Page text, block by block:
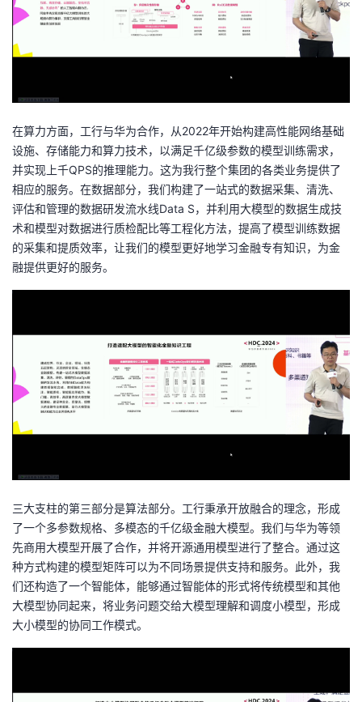
在算力方面，工行与华为合作，从2022年开始构建高性能网络基础
设施、存储能力和算力技术，以满足千亿级参数的模型训练需求，
并实现上千QPS的推理能力。这为我行整个集团的各类业务提供了
相应的服务。在数据部分，我们构建了一站式的数据采集、清洗、
评估和管理的数据研发流水线Data S，并利用大模型的数据生成技
术和模型对数据进行质检配比等工程化方法，提高了模型训练数据
的采集和提质效率，让我们的模型更好地学习金融专有知识，为金
融提供更好的服务。
三大支柱的第三部分是算法部分。工行秉承开放融合的理念，形成
了一个多参数规格、多模态的千亿级金融大模型。我们与华为等领
先商用大模型开展了合作，并将开源通用模型进行了整合。通过这
种方式构建的模型矩阵可以为不同场景提供支持和服务。此外，我
们还构造了一个智能体，能够通过智能体的形式将传统模型和其他
大模型协同起来，将业务问题交给大模型理解和调度小模型，形成
大小模型的协同工作模式。